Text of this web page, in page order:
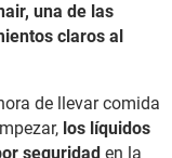
una de las
claros al
de llevar comida
los líquidos
seguridad en la